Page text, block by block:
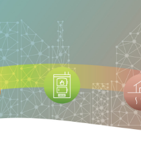
PASLAUGOS
KAINOS
SAVITARNA
NAUJIENOS